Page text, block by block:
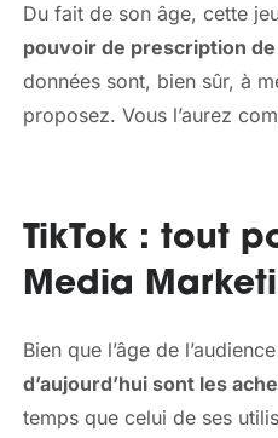
Du fait de son âge, cette
pouvoir de prescription
données sont, bien sûr, à
proposez. Vous l’aurez
TikTok : tout
Media
Bien que l’âge de
d’aujourd’hui sont les
temps que celui de ses